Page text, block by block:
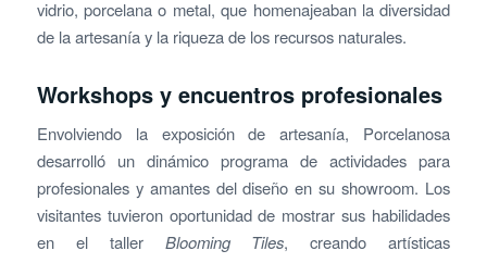
vidrio, porcelana o metal, que homenajeaban la diversidad
de la artesanía y la riqueza de los recursos naturales.
Workshops y encuentros profesionales
Envolviendo la exposición de artesanía, Porcelanosa
desarrolló un dinámico programa de actividades para
profesionales y amantes del diseño en su showroom. Los
visitantes tuvieron oportunidad de mostrar sus habilidades
en el taller Blooming Tiles, creando artísticas